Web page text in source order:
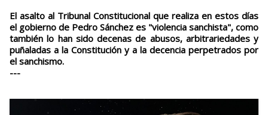
El asalto al Tribunal Constitucional que realiza en estos días
el gobierno de Pedro Sánchez es "violencia sanchista", como
también lo han sido decenas de abusos, arbitrariedades y
puñaladas a la Constitución y a la decencia perpetrados por
el sanchismo.
---